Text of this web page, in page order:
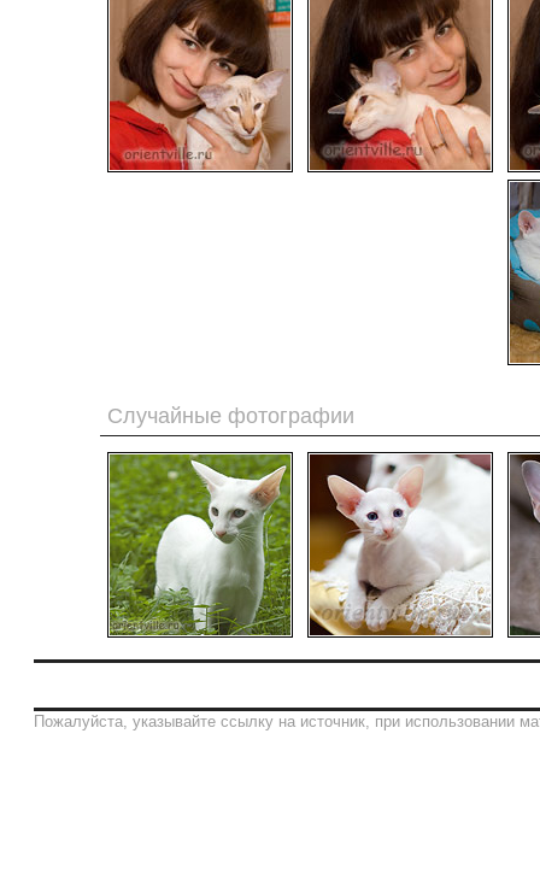
Случайные фотографии
Пожалуйста, указывайте ссылку на источник, при использовании